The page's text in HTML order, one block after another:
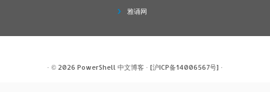
雅诵网
· © 2026 PowerShell 中文博客 · [沪ICP备14006567号] ·